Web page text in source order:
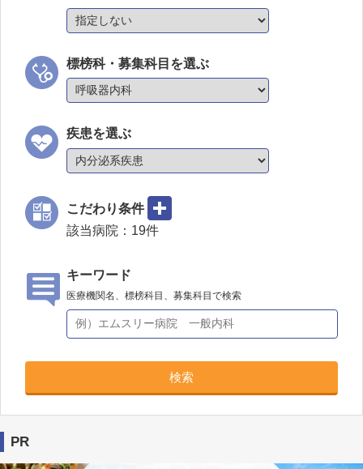
標榜科・募集科目を選ぶ
疾患を選ぶ
こだわり条件
該当病院： 19件
キーワード
医療機関名、標榜科目、募集科目で検索
検索
PR